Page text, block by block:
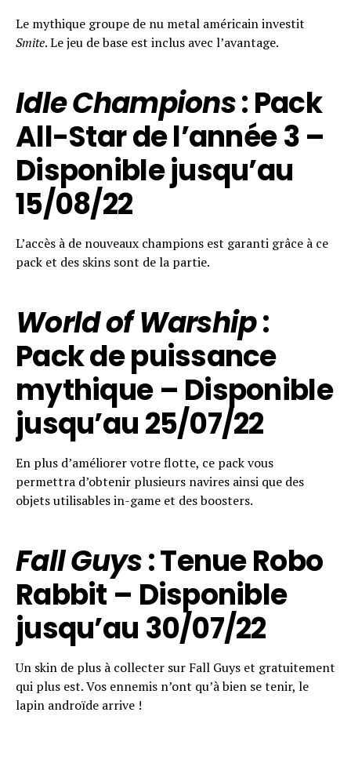
Le mythique groupe de nu metal américain investit
Smite. Le jeu de base est inclus avec l’avantage.
Idle Champions: Pack
All-Star de l’année 3 –
Disponiblejusqu’au
15/08/22
L’accès à de nouveaux champions est garanti grâce à ce
pack et des skins sont de la partie.
World of Warship:
Pack de puissance
mythique – Disponible
jusqu’au 25/07/22
En plus d’améliorer votre flotte, ce pack vous
permettra d’obtenir plusieurs navires ainsi que des
objets utilisables in-game et des boosters.
Fall Guys: Tenue Robo
Rabbit – Disponible
jusqu’au 30/07/22
Un skin de plus à collecter sur Fall Guys et gratuitement
qui plus est. Vos ennemis n’ont qu’à bien se tenir, le
lapin androïde arrive !